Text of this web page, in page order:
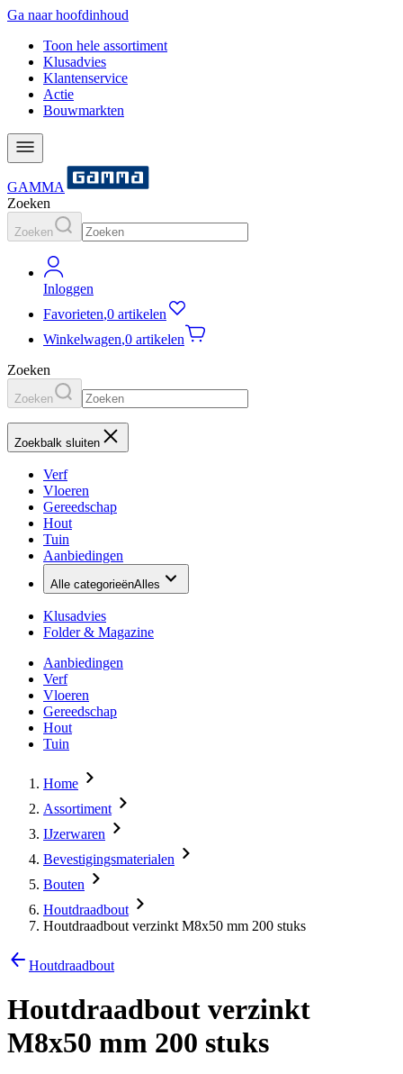
Ga naar hoofdinhoud
Toon hele assortiment
Klusadvies
Klantenservice
Actie
Bouwmarkten
GAMMA
Zoeken
Zoeken
Inloggen
Favorieten,0 artikelen
Winkelwagen,0 artikelen
Zoeken
Zoeken
Zoekbalk sluiten
Verf
Vloeren
Gereedschap
Hout
Tuin
Aanbiedingen
Alle categorieënAlles
Klusadvies
Folder & Magazine
Aanbiedingen
Verf
Vloeren
Gereedschap
Hout
Tuin
Home
Assortiment
IJzerwaren
Bevestigingsmaterialen
Bouten
Houtdraadbout
Houtdraadbout verzinkt M8x50 mm 200 stuks
Houtdraadbout
Houtdraadbout verzinkt
M8x50 mm 200 stuks